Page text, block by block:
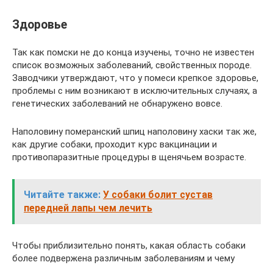
Здоровье
Так как помски не до конца изучены, точно не известен
список возможных заболеваний, свойственных породе.
Заводчики утверждают, что у помеси крепкое здоровье,
проблемы с ним возникают в исключительных случаях, а
генетических заболеваний не обнаружено вовсе.
Наполовину померанский шпиц наполовину хаски так же,
как другие собаки, проходит курс вакцинации и
противопаразитные процедуры в щенячьем возрасте.
Читайте также: У собаки болит сустав
передней лапы чем лечить
Чтобы приблизительно понять, какая область собаки
более подвержена различным заболеваниям и чему